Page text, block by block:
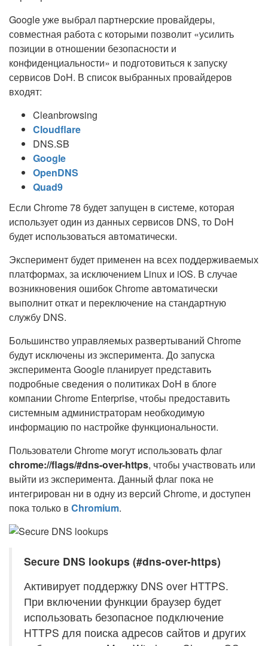
Google уже выбрал партнерские провайдеры,
совместная работа с которыми позволит «усилить
позиции в отношении безопасности и
конфиденциальности» и подготовиться к запуску
сервисов DoH. В список выбранных провайдеров
входят:
Cleanbrowsing
Cloudflare
DNS.SB
Google
OpenDNS
Quad9
Если Chrome 78 будет запущен в системе, которая
использует один из данных сервисов DNS, то DoH
будет использоваться автоматически.
Эксперимент будет применен на всех поддерживаемых
платформах, за исключением Linux и iOS. В случае
возникновения ошибок Chrome автоматически
выполнит откат и переключение на стандартную
службу DNS.
Большинство управляемых развертываний Chrome
будут исключены из эксперимента. До запуска
эксперимента Google планирует представить
подробные сведения о политиках DoH в блоге
компании Chrome Enterprise, чтобы предоставить
системным администраторам необходимую
информацию по настройке функциональности.
Пользователи Chrome могут использовать флаг
chrome://flags/#dns-over-https, чтобы участвовать или
выйти из эксперимента. Данный флаг пока не
интегрирован ни в одну из версий Chrome, и доступен
пока только в Chromium.
Secure DNS lookups (#dns-over-https)
Активирует поддержку DNS over HTTPS.
При включении функции браузер будет
использовать безопасное подключение
HTTPS для поиска адресов сайтов и других